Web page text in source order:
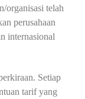
organisasi telah
perusahaan
internasional
Setiap
tarif yang